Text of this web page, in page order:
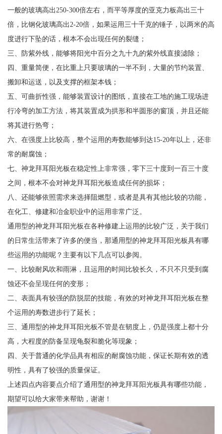
一般的玻璃高出250-300倍左右，而平等厚度的亚克力板高出三十
倍，比钢化玻璃高出2-20倍，如果运用三十千克的锤子，以两米的高
度进行下坠的话，根本不会出现任何的裂缝；
三、防紫外线，能够将阳光中百分之九十九的紫外线直接滤除；
四、重量简便，在比重上只要玻璃的一半不到，大量的节约装置、
搬卸和运送，以及支撑的框架本钱；
五、可曲折性强，能够装置设计的图纸，直接在工地的施工现场进
行冷弯的加工方法，将其装置成为拱形和半圆形的窗顶，并且还能
将其进行热弯；
六、在强度上比较高，整个运用的寿数能够到达15-20年以上，还非
常的耐腐蚀；
七、神龙拜耳阳光板在稳定性上非常强，零下三十度到一百三十度
之间，根本不会对神龙拜耳阳光板造成任何的损坏；
八、还能够依照需求来选择阻燃型，或者是具有其他比较的功能，
在化工、修建和冶金职业中的运用非常广泛。
通用型的神龙拜耳阳光板在各种修建上运用的比较广泛，关于我们
的日常生活带来了许多的便当，那通用型的神龙拜耳阳光板具有哪
些运用的功能呢？主要有以下几点可以参阅。
一、比较耐风吹和雨淋，且运用的时间比较长久，不只不只受到腐
蚀还不会呈现任何的变形；
二、表面具有较强的防脱层的技能，有效的对神龙拜耳阳光板在整
个运用的寿数进步行了延长；
三、通用型的神龙拜耳阳光板不管是在韧度上，仍是强度上都十分
高，大程度的防备呈现龟裂和脆化等现象；
四、关于普通的化学品具有相应的耐腐蚀功能，保证长期有效的透
明性，具有了较强的质量保证。
上述四点内容要点介绍了通用型的神龙拜耳阳光板具有哪些功能，
期望可以给大家带来帮助，谢谢！